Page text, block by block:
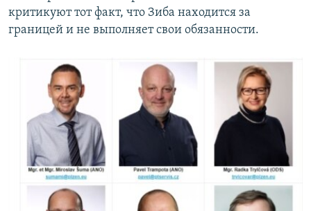
критикуют тот факт, что Зиба находится за
границей и не выполняет свои обязанности.